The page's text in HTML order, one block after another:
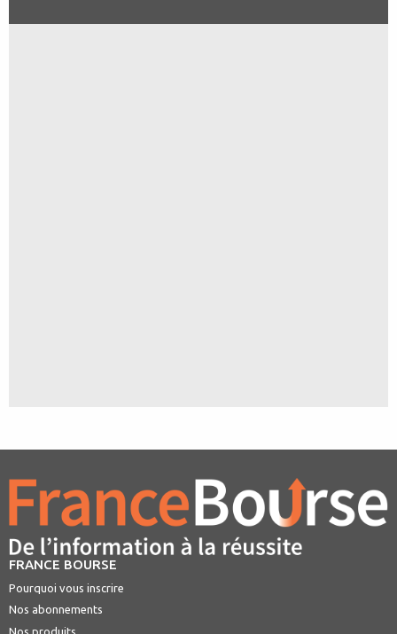
FRANCE BOURSE
Pourquoi vous inscrire
Nos abonnements
Nos produits